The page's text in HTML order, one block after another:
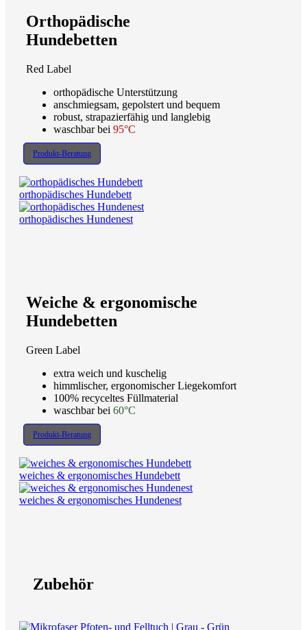
Orthopädische
Hundebetten
Red Label
orthopädische Unterstützung
anschmiegsam, gepolstert und bequem
robust, strapazierfähig und langlebig
waschbar bei 95°C
Produkt-Beratung
orthopädisches Hundebett
orthopädisches Hundenest
Weiche & ergonomische
Hundebetten
Green Label
extra weich und kuschelig
himmlischer, ergonomischer Liegekomfort
100% recyceltes Füllmaterial
waschbar bei 60°C
Produkt-Beratung
weiches & ergonomisches Hundebett
weiches & ergonomisches Hundenest
Zubehör